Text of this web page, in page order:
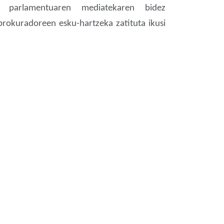
mediatekaren bidez
esku-hartzeka zatituta ikusi